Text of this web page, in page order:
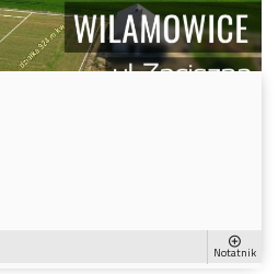
Notatnik